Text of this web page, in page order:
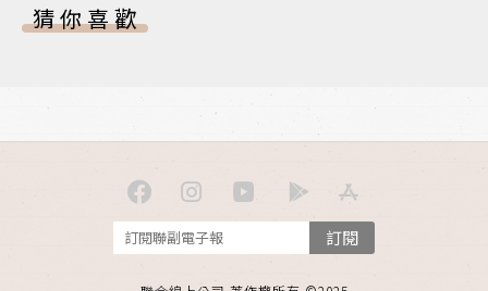
猜你喜歡
訂閱